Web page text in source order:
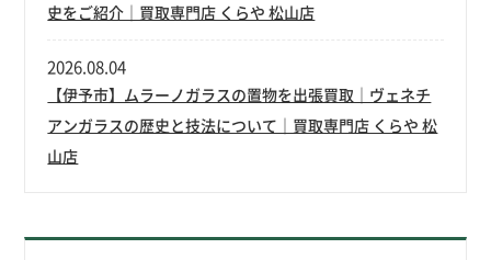
史をご紹介｜買取専門店 くらや 松山店
【伊予市】ムラーノガラスの置物を出張買取｜ヴェネチ
アンガラスの歴史と技法について｜買取専門店 くらや 松
山店
2026.08.04